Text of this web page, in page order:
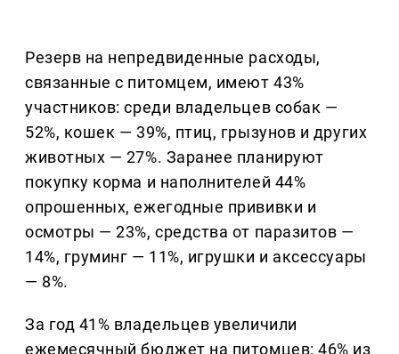
Резерв на непредвиденные расходы,
связанные с питомцем, имеют 43%
участников: среди владельцев собак —
52%, кошек — 39%, птиц, грызунов и других
животных — 27%. Заранее планируют
покупку корма и наполнителей 44%
опрошенных, ежегодные прививки и
осмотры — 23%, средства от паразитов —
14%, груминг — 11%, игрушки и аксессуары
— 8%.
За год 41% владельцев увеличили
ежемесячный бюджет на питомцев: 46% из